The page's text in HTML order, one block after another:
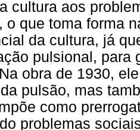
cultura aos
o que toma forma
da cultura, já
pulsional, para
obra de 1930,
pulsão, mas
como
problemas